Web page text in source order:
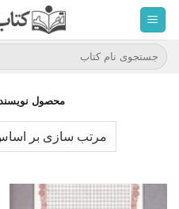
محتوا
برویدجستجو
برای:
محصول